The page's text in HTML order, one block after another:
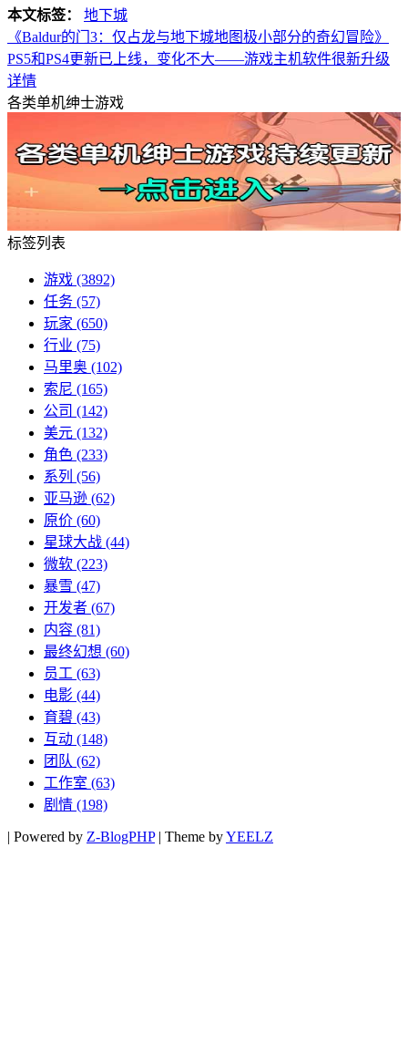
本文标签：
地下城
《Baldur的门3：仅占龙与地下城地图极小部分的奇幻冒险》
PS5和PS4更新已上线，变化不大——游戏主机软件很新升级
详情
各类单机绅士游戏
标签列表
游戏 (3892)
任务 (57)
玩家 (650)
行业 (75)
马里奥 (102)
索尼 (165)
公司 (142)
美元 (132)
角色 (233)
系列 (56)
亚马逊 (62)
原价 (60)
星球大战 (44)
微软 (223)
暴雪 (47)
开发者 (67)
内容 (81)
最终幻想 (60)
员工 (63)
电影 (44)
育碧 (43)
互动 (148)
团队 (62)
工作室 (63)
剧情 (198)
| Powered by Z-BlogPHP | Theme byYEELZ